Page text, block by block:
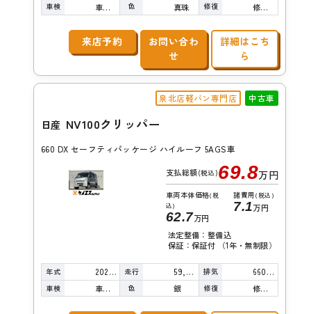
車検 車検整備付 色 真珠 修復 修復歴有り
来店予約
お問い合わ
せ
詳細はこち
ら
泉北店軽バン専門店 中古車
日産 NV100クリッパー
660 DX セーフティパッケージ ハイルーフ 5AGS車
支払総額(税込)69.8万円
車両本体価格(税
込)
62.7万円
諸費用 (税込)
7.1万円
法定整備：整備込
保証：保証付 （1年・無制限）
年式 2021年 走行 59,000km 排気 660cc
車検 車検整備付 色 銀 修復 修復歴無し